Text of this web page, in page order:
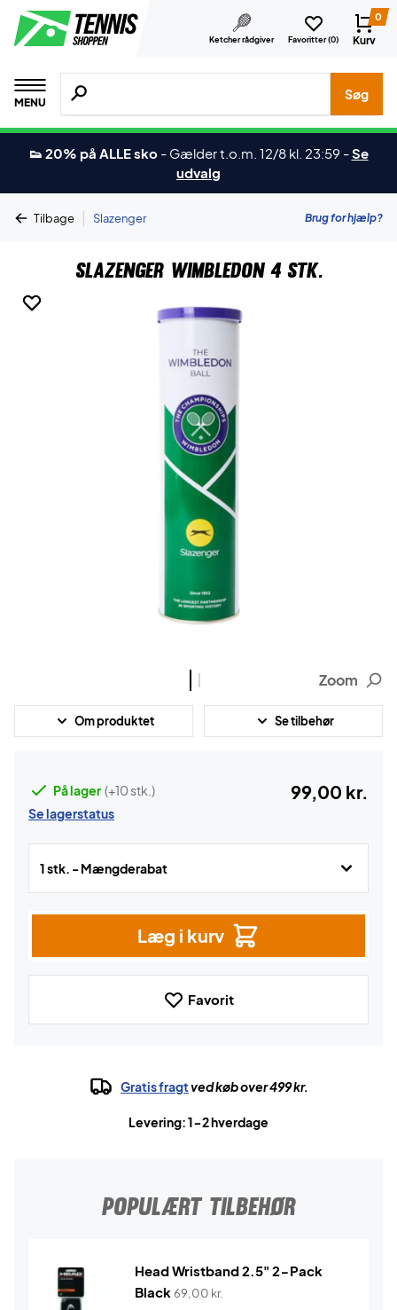
Ketcher rådgiver Favoritter (0)
0
Kurv
MENU
Søg efter produkter, mærker etc.
Søg
👟 20% på ALLE sko - Gælder t.o.m. 12/8 kl. 23:59 -Se
udvalg
Tilbage | Slazenger Brug for hjælp?
Slazenger Wimbledon 4 stk.
Zoom
Om produktet Se tilbehør
På lager (+10 stk.)
Se lagerstatus
99,00 kr.
1 stk. - Mængderabat
Læg i kurv
Favorit
Gratis fragtved køb over 499 kr.
Levering: 1-2 hverdage
POPULÆRT TILBEHØR
Head Wristband 2.5" 2-Pack
Black69,00 kr.